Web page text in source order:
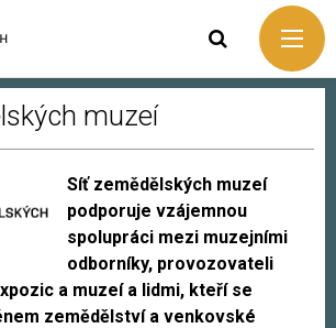
muzeí
Síť zemědělských muzeí
podporuje vzájemnou
spolupráci mezi muzejními
odborníky, provozovateli
a muzeí a lidmi, kteří se
zemědělství a venkovské